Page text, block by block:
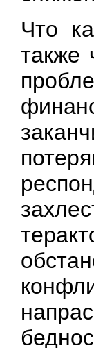
Что
также